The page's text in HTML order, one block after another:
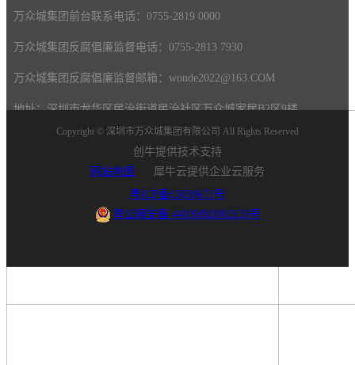
万众城集团前台联系电话：0755-2819 0000
万众城集团反腐倡廉监督电话：0755-2813 7930
万众城集团反腐倡廉监督邮箱：wonde2022@163.COM
地址：深圳市龙华区民治街道民治社区万众城家居B2区9楼
Copyright © 深圳市万众城集团有限公司 All Rights Reserved
创牛提供技术支持
网站地图
犀牛云提供企业云服务
粤ICP备13059671号
粤公网安备 44030902002133号